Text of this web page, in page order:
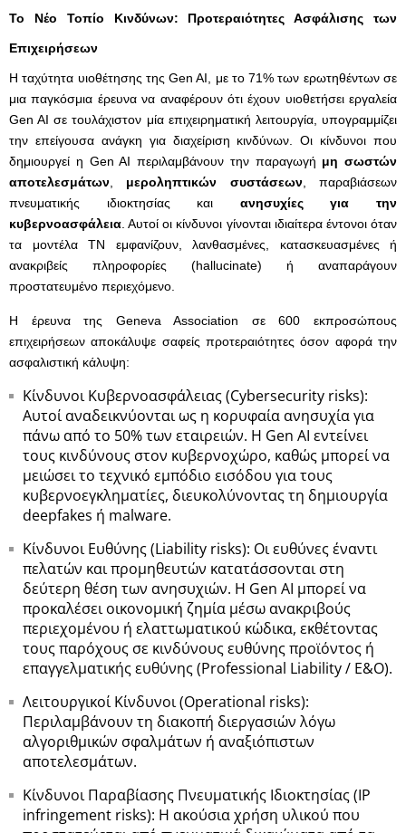
Το Νέο Τοπίο Κινδύνων: Προτεραιότητες Ασφάλισης των
Επιχειρήσεων
Η ταχύτητα υιοθέτησης της Gen AI, με το 71% των ερωτηθέντων σε
μια παγκόσμια έρευνα να αναφέρουν ότι έχουν υιοθετήσει εργαλεία
Gen AI σε τουλάχιστον μία επιχειρηματική λειτουργία, υπογραμμίζει
την επείγουσα ανάγκη για διαχείριση κινδύνων. Οι κίνδυνοι που
δημιουργεί η Gen AI περιλαμβάνουν την παραγωγή μη σωστών
αποτελεσμάτων
μεροληπτικών συστάσεων, παραβιάσεων
πνευματικής ιδιοκτησίας και ανησυχίες για την
κυβερνοασφάλεια . Αυτοί οι κίνδυνοι γίνονται ιδιαίτερα έντονοι όταν
τα μοντέλα ΤΝ εμφανίζουν, λανθασμένες, κατασκευασμένες ή
ανακριβείς πληροφορίες (hallucinate) ή αναπαράγουν
προστατευμένο περιεχόμενο.
Η έρευνα της Geneva Association σε 600 εκπροσώπους
επιχειρήσεων αποκάλυψε σαφείς προτεραιότητες όσον αφορά την
ασφαλιστική κάλυψη:
Κίνδυνοι Κυβερνοασφάλειας (Cybersecurity risks):
Αυτοί αναδεικνύονται ως η κορυφαία ανησυχία για
πάνω από το 50% των εταιρειών. Η Gen AI εντείνει
τους κινδύνους στον κυβερνοχώρο, καθώς μπορεί να
μειώσει το τεχνικό εμπόδιο εισόδου για τους
κυβερνοεγκληματίες, διευκολύνοντας τη δημιουργία
deepfakes ή malware.
Κίνδυνοι Ευθύνης (Liability risks): Οι ευθύνες έναντι
πελατών και προμηθευτών κατατάσσονται στη
δεύτερη θέση των ανησυχιών. Η Gen AI μπορεί να
προκαλέσει οικονομική ζημία μέσω ανακριβούς
περιεχομένου ή ελαττωματικού κώδικα, εκθέτοντας
τους παρόχους σε κινδύνους ευθύνης προϊόντος ή
επαγγελματικής ευθύνης (Professional Liability / E&O).
Λειτουργικοί Κίνδυνοι (Operational risks):
Περιλαμβάνουν τη διακοπή διεργασιών λόγω
αλγοριθμικών σφαλμάτων ή αναξιόπιστων
αποτελεσμάτων.
Κίνδυνοι Παραβίασης Πνευματικής Ιδιοκτησίας (IP
infringement risks): Η ακούσια χρήση υλικού που